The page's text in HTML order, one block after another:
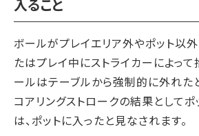
入ること
ボールがプレイエリア外やポット以
たはプレイ中にストライカーによって
ールはテーブルから強制的に外れた
コアリングストロークの結果として
は、ポットに入ったと見なされます。